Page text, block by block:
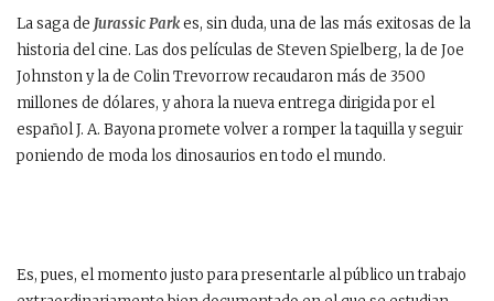
La saga de Jurassic Parkes, sin duda, una de las más exitosas de la
historia del cine. Las dos películas de Steven Spielberg, la de Joe
Johnston y la de Colin Trevorrow recaudaron más de 3500
millones de dólares, y ahora la nueva entrega dirigida por el
español J. A. Bayona promete volver a romper la taquilla y seguir
poniendo de moda los dinosaurios en todo el mundo.
Es, pues, el momento justo para presentarle al público un trabajo